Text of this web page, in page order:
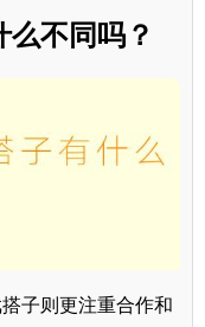
不同吗？
子则更注重合作和